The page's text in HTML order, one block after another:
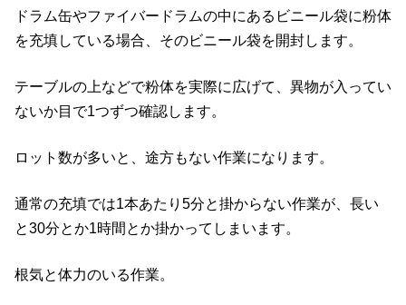
ドラム缶やファイバードラムの中にあるビニール袋に粉体
を充填している場合、そのビニール袋を開封します。
テーブルの上などで粉体を実際に広げて、異物が入ってい
ないか目で1つずつ確認します。
ロット数が多いと、途方もない作業になります。
通常の充填では1本あたり5分と掛からない作業が、長い
と30分とか1時間とか掛かってしまいます。
根気と体力のいる作業。